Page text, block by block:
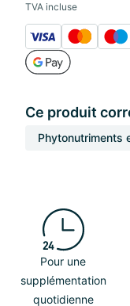
TVA incluse
Ce produit
Phytonutriments
Pour une
supplémentation
quotidienne